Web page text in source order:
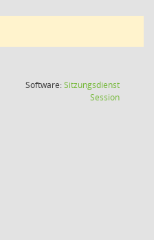
Software:Sitzungsdienst
Session(Wird in